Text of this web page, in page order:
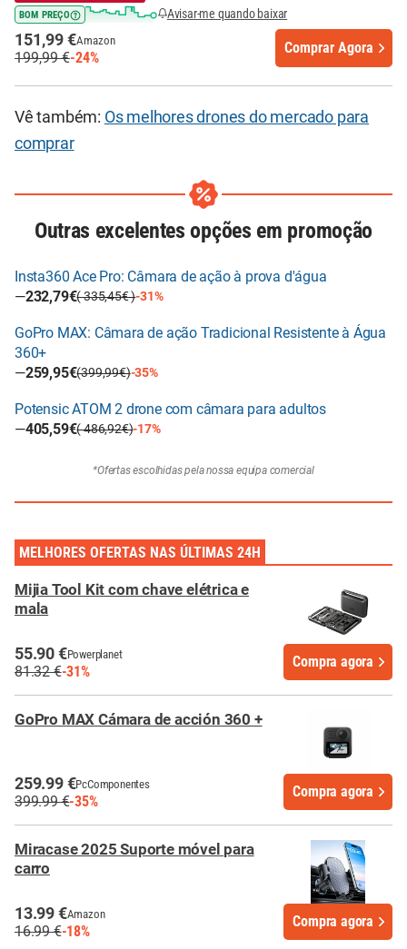
BOM PREÇO Avisar-me quando baixar
151,99 €Amazon
199,99 €-24%
Comprar Agora
Vê também: Os melhores drones do mercado para
comprar
Outras excelentes opções em promoção
Insta360 Ace Pro: Câmara de ação à prova d'água
—232,79€( 335,45€ )-31%
GoPro MAX: Câmara de ação Tradicional Resistente à Água
360+
—259,95€(399,99€)-35%
Potensic ATOM 2 drone com câmara para adultos
—405,59€( 486,92€)-17%
*Ofertas escolhidas pela nossa equipa comercial
MELHORES OFERTAS NAS ÚLTIMAS 24H
Mijia Tool Kit com chave elétrica e
mala
55.90 €Powerplanet
81.32 €-31%
Compra agora
GoPro MAX Cámara de acción 360 +
259.99 €PcComponentes
399.99 €-35%
Compra agora
Miracase 2025 Suporte móvel para
carro
13.99 €Amazon
16.99 €-18%
Compra agora